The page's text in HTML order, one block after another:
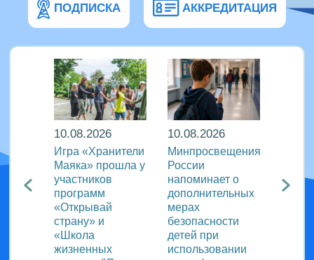
ПОДПИСКА АККРЕДИТАЦИЯ
|
10.08.2026
Игра «Хранители
Маяка» прошла у
участников
программ
«Открывай
страну» и
«Школа
жизненных
10.08.2026
Минпросвещения
России
напоминает о
дополнительных
мерах
безопасности
детей при
использовании